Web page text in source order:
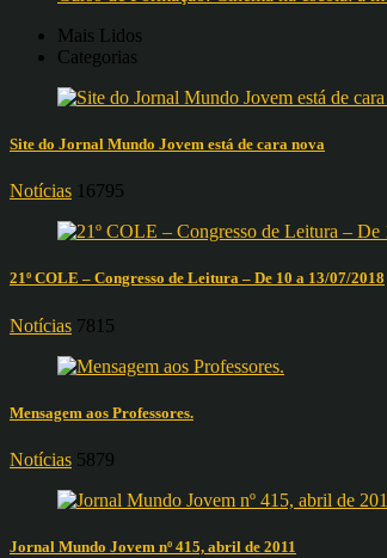
Mais Lidos
Categorias
Site do Jornal Mundo Jovem está de cara nova
Notícias 16795
21º COLE – Congresso de Leitura – De 10 a 13/07/2018
Notícias 7815
Mensagem aos Professores.
Notícias 5879
Jornal Mundo Jovem nº 415, abril de 2011